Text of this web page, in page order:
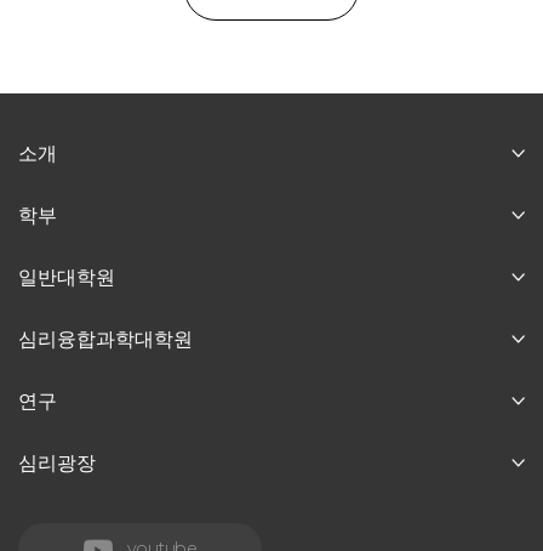
소개
학부
일반대학원
심리융합과학대학원
연구
심리광장